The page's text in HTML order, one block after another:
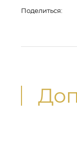
Поделиться: